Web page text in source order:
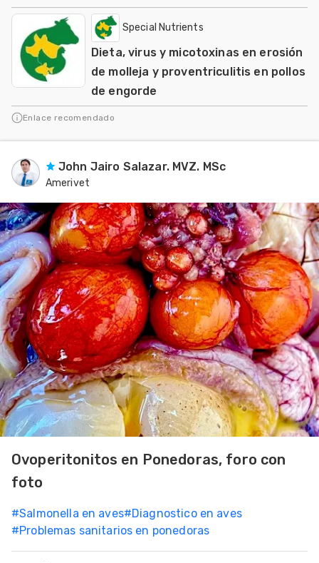
Special Nutrients
Dieta, virus y micotoxinas en erosión
de molleja y proventriculitis en pollos
de engorde
Enlace recomendado
John Jairo Salazar. MVZ. MSc
Amerivet
Ovoperitonitos en Ponedoras, foro con
foto
#Salmonella en aves#Diagnostico en aves
#Problemas sanitarios en ponedoras